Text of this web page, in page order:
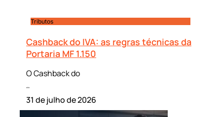
Tributos
Cashback do IVA: as regras técnicas da
Portaria MF 1.150
O Cashback do
31 de julho de 2026